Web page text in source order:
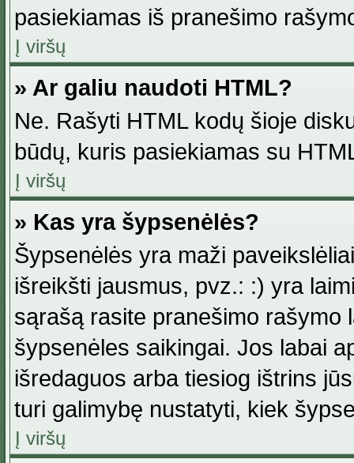
pasiekiamas iš pranešimo
Į viršų
» Ar galiu naudoti HTML?
Ne. Rašyti HTML kodų šioje
būdų, kuris pasiekiamas su
Į viršų
» Kas yra šypsenėlės?
Šypsenėlės yra maži
išreikšti jausmus, pvz.: :) yra
sąrašą rasite pranešimo rašymo
šypsenėles saikingai. Jos labai
išredaguos arba tiesiog ištrins
turi galimybę nustatyti, kiek
Į viršų